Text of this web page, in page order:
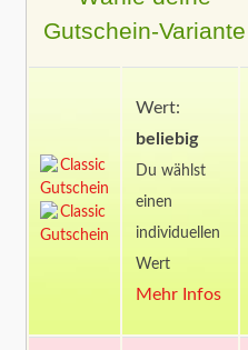
Gutschein-Variante
Wert:
beliebig
Du wählst
einen
individuellen
Wert
Mehr Infos